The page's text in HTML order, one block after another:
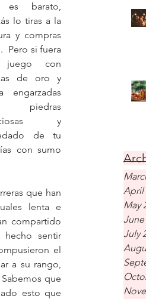
April
May
June
July
es barato,
lo tiras a la
y compras
Pero si fuera
con
de oro y
engarzadas
piedras
y
de tu
con sumo
que han
lenta e
compartido
sentir
el
a su rango,
que
esto que